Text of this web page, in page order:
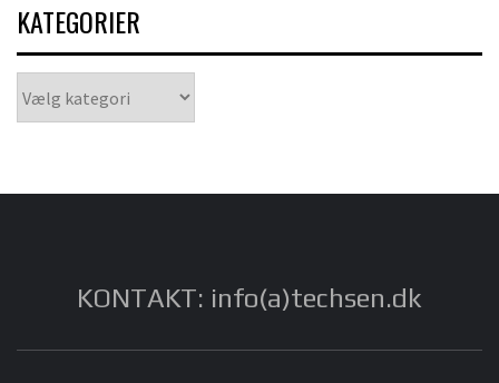
KATEGORIER
KONTAKT: info(a)techsen.dk